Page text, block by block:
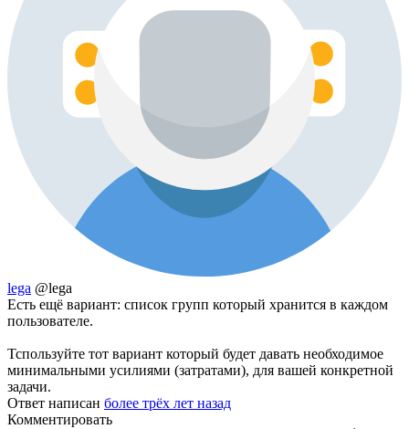
lega @lega
Есть ещё вариант: список групп который хранится в каждом
пользователе.
Тспользуйте тот вариант который будет давать необходимое
минимальными усилиями (затратами), для вашей конкретной
задачи.
Ответ написан более трёх лет назад
Комментировать